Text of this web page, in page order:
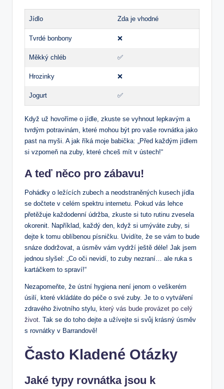
Jídlo Zda je vhodné
Tvrdé bonbony ❌
Měkký chléb ✅
Hrozinky ❌
Jogurt ✅
Když už hovoříme o jídle, zkuste se vyhnout lepkavým a
tvrdým potravinám, které mohou být pro vaše rovnátka jako
past na myši. A jak říká moje babička: „Před každým jídlem
si vzpomeň na zuby, které chceš mít v ústech!“
A teď něco pro zábavu!
Pohádky o ležících zubech a neodstraněných kusech jídla
se dočtete v celém spektru internetu. Pokud vás lehce
přetěžuje každodenní údržba, zkuste si tuto rutinu zvesela
okorenit. Například, každý den, když si umýváte zuby, si
dejte k tomu oblíbenou písničku. Uvidíte, že se vám to bude
snáze dodržovat, a úsměv vám vydrží ještě déle! Jak jsem
jednou slyšel: „Co oči nevidí, to zuby nezraní… ale ruka s
kartáčkem to spraví!“
Nezapomeňte, že ústní hygiena není jenom o veškerém
úsilí, které vkládáte do péče o své zuby. Je to o vytváření
zdravého životního stylu, který vás bude provázet po celý
život. Tak se do toho dejte a užívejte si svůj krásný úsměv
s rovnátky v Barrandově!
Často Kladené Otázky
Jaké typy rovnátka jsou k